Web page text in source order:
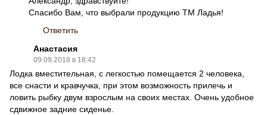
Спасибо Вам, что выбрали продукцию ТМ Ладья!
Ответить
Анастасия
09.09.2018 в 18:42
Лодка вместительная, с легкостью помещается 2 человека,
все снасти и кравчучка, при этом возможность прилечь и
ловить рыбку двум взрослым на своих местах. Очень удобное
сдвижное задние сиденье.